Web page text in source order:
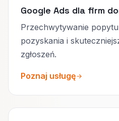
Google Ads dla firm
Przechwytywanie
pozyskania i
zgłoszeń.
Poznaj usługę